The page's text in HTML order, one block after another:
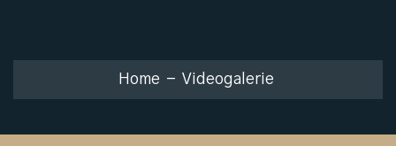
Home Videogalerie